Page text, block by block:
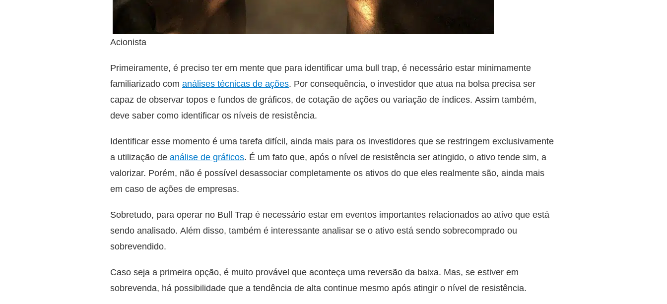
Acionista
Primeiramente, é preciso ter em mente que para identificar uma bull trap, é necessário estar minimamente
familiarizado com análises técnicas de ações. Por consequência, o investidor que atua na bolsa precisa ser
capaz de observar topos e fundos de gráficos, de cotação de ações ou variação de índices. Assim também,
deve saber como identificar os níveis de resistência.
Identificar esse momento é uma tarefa difícil, ainda mais para os investidores que se restringem exclusivamente
a utilização de análise de gráficos. É um fato que, após o nível de resistência ser atingido, o ativo tende sim, a
valorizar. Porém, não é possível desassociar completamente os ativos do que eles realmente são, ainda mais
em caso de ações de empresas.
Sobretudo, para operar no Bull Trap é necessário estar em eventos importantes relacionados ao ativo que está
sendo analisado. Além disso, também é interessante analisar se o ativo está sendo sobrecomprado ou
sobrevendido.
Caso seja a primeira opção, é muito provável que aconteça uma reversão da baixa. Mas, se estiver em
sobrevenda, há possibilidade que a tendência de alta continue mesmo após atingir o nível de resistência.